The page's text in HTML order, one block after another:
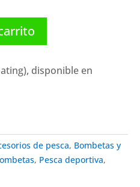
disponible en
de pesca, Bombetas y
, Pesca deportiva,